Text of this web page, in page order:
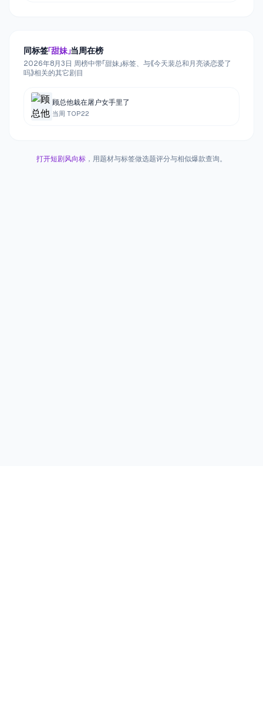
同标签「甜妹」当周在榜
2026年8月3日 周榜中带「甜妹」标签、与《今天裴总和月亮谈恋爱了
吗》相关的其它剧目
顾总他栽在屠户女手里了
当周 TOP22
打开短剧风向标 ，用题材与标签做选题评分与相似爆款查询。